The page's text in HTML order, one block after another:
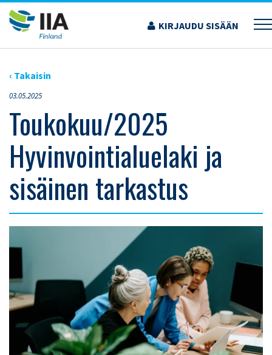
Siirry
sisältöön
KIRJAUDU SISÄÄN
›AJANKOHTAISET ARTIKKELIT
TOUKOKUU/2025 HYVINVOINTIALUELAKI JA
SISÄINEN TARKASTUS
‹ Takaisin
03.05.2025
Toukokuu/2025
Hyvinvointialuelaki ja
sisäinen tarkastus